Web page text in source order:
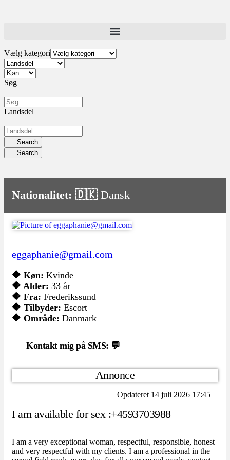
Vælg kategori
Søg
Landsdel
Search
Search
Nationalitet: 🇩🇰 Dansk
eggaphanie@gmail.com
🔶 Køn: Kvinde
🔶 Alder: 33 år
🔶 Fra: Frederikssund
🔶 Tilbyder: Escort
🔶 Område: Danmark
Kontakt mig på SMS: 💬
Annonce
Opdateret 14 juli 2026 17:45
I am available for sex :+4593703988
I am a very exceptional woman, respectful, responsible, honest
and very respectful with my clients. I am a professional in the